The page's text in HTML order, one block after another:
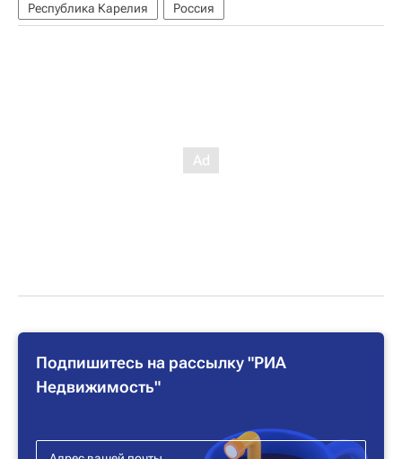
Республика Карелия Россия
Подпишитесь на рассылку "РИА
Недвижимость"